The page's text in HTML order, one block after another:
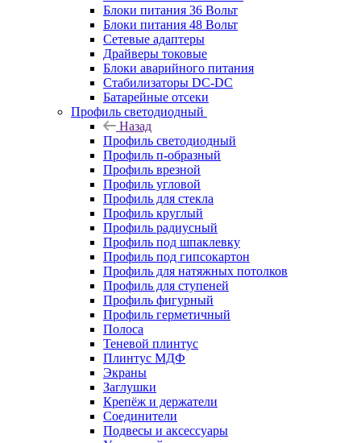
Блоки питания 36 Вольт
Блоки питания 48 Вольт
Сетевые адаптеры
Драйверы токовые
Блоки аварийного питания
Стабилизаторы DC-DC
Батарейные отсеки
Профиль светодиодный
Назад
Профиль светодиодный
Профиль п-образный
Профиль врезной
Профиль угловой
Профиль для стекла
Профиль круглый
Профиль радиусный
Профиль под шпаклевку
Профиль под гипсокартон
Профиль для натяжных потолков
Профиль для ступеней
Профиль фигурный
Профиль герметичный
Полоса
Теневой плинтус
Плинтус МДФ
Экраны
Заглушки
Крепёж и держатели
Соединители
Подвесы и аксессуары